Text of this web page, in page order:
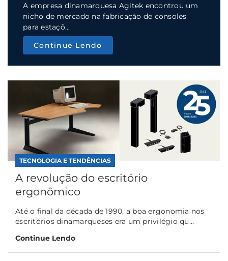
A empresa dinamarquesa Agitek encontrou um
nicho de mercado na fabricação de consoles
para estaçõ...
Continue Lendo
TECNOLOGIA E TENDÊNCIAS
A revolução do escritório
ergonômico
Até o final da década de 1990, a boa ergonomia nos
escritórios dinamarqueses era um privilégio qu...
Continue Lendo